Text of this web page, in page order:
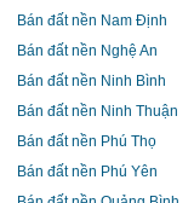
Bán đất nền Nam Định
Bán đất nền Nghệ An
Bán đất nền Ninh Bình
Bán đất nền Ninh Thuận
Bán đất nền Phú Thọ
Bán đất nền Phú Yên